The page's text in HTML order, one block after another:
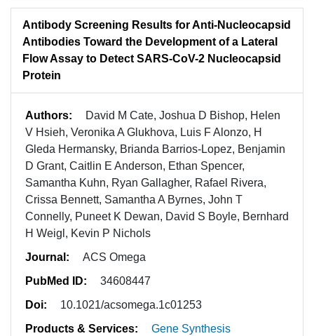
Antibody Screening Results for Anti-Nucleocapsid
Antibodies Toward the Development of a Lateral
Flow Assay to Detect SARS-CoV-2 Nucleocapsid
Protein
Authors:
David M Cate, Joshua D Bishop, Helen
V Hsieh, Veronika A Glukhova, Luis F Alonzo, H
Gleda Hermansky, Brianda Barrios-Lopez, Benjamin
D Grant, Caitlin E Anderson, Ethan Spencer,
Samantha Kuhn, Ryan Gallagher, Rafael Rivera,
Crissa Bennett, Samantha A Byrnes, John T
Connelly, Puneet K Dewan, David S Boyle, Bernhard
H Weigl, Kevin P Nichols
Journal:
ACS Omega
PubMed ID:
34608447
Doi:
10.1021/acsomega.1c01253
Products & Services:
Gene Synthesis